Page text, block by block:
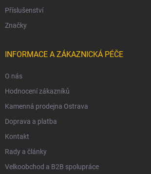
Příslušenství
Značky
INFORMACE A ZÁKAZNICKÁ PÉČE
O nás
Hodnocení zákazníků
Kamenná prodejna Ostrava
Doprava a platba
Kontakt
Rady a články
Velkoobchod a B2B spolupráce